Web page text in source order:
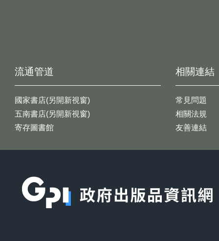
流通管道
國家書店(另開新視窗)
五南書店(另開新視窗)
寄存圖書館
相關連結
常見問題
相關法規
友善連結